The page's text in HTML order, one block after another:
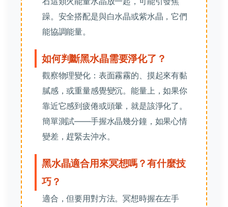
躁。安全搭配是與白水晶或紫水晶，它們
能協調能量。
如何判斷黑水晶需要淨化了？
觀察物理變化：表面霧霧的、摸起來有黏
膩感，或重量感覺變沉。能量上，如果你
靠近它感到疲倦或頭暈，就是該淨化了。
簡單測試——手握水晶幾分鐘，如果心情
變差，趕緊去沖水。
黑水晶適合用來冥想嗎？有什麼技
巧？
適合，但要用對方法。冥想時握在左手